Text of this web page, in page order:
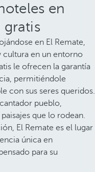
en
gratis
en El Remate,
cultura en un entorno
le ofrecen la garantía
permitiéndole
con sus seres queridos.
pueblo,
que lo rodean.
El Remate es el lugar
única en
para su